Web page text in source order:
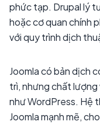
phức tạp. Drupal lý
hoặc cơ quan chính
với quy trình dịch
Joomla có bản dịch
trì, nhưng chất
như WordPress. Hệ
Joomla mạnh mẽ,